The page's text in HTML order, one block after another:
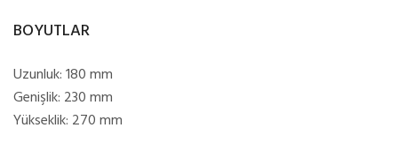
BOYUTLAR
Uzunluk: 180 mm
Genişlik: 230 mm
Yükseklik: 270 mm